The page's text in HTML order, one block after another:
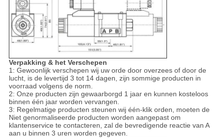
Verpakking & het Verschepen
1: Gewoonlijk verschepen wij uw orde door overzees of door de
lucht, is de levertijd 3 tot 14 dagen, zijn sommige producten in
voorraad volgens de norm.
2: Onze producten zijn gewaarborgd 1 jaar en kunnen kosteloos
binnen één jaar worden vervangen.
3: Regelmatige producten steunen wij één-klik orden, moeten de
Niet genormaliseerde producten worden aangepast om
klantenservice te contacteren, zal de bevredigende reactie van A
aan u binnen 3 uren worden gegeven.